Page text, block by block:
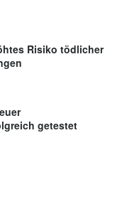
Risiko tödlicher
getestet